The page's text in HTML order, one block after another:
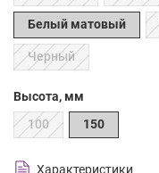
Белый матовый
Черный
Высота, мм
100
150
Характеристики